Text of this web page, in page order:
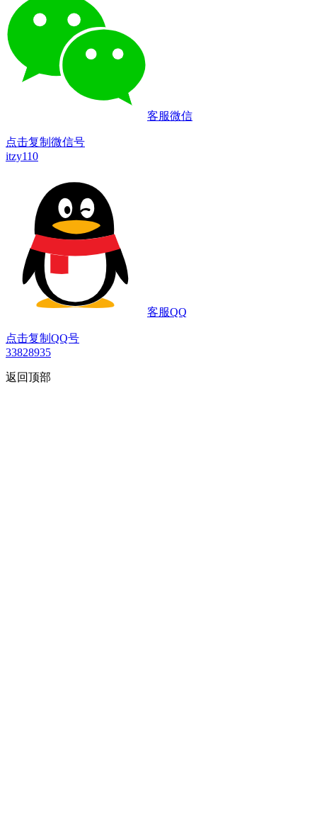
客服微信
点击复制微信号
itzy110
客服QQ
点击复制QQ号
33828935
返回顶部